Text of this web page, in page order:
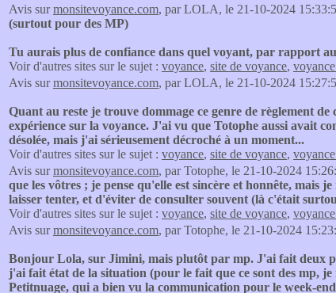
Avis surmonsitevoyance.com, par LOLA, le 21-10-2024
(surtout pour des MP)
Tu aurais plus de confiance dans quel voyant, par rapport
Voir d'autres sites sur le sujet : voyance, site de voyance,
Avis surmonsitevoyance.com, par LOLA, le 21-10-2024
Quant au reste je trouve dommage ce genre de règlement
expérience sur la voyance. J'ai vu que Totophe aussi avait
désolée, mais j'ai sérieusement décroché à un moment...
Voir d'autres sites sur le sujet : voyance, site de voyance,
Avis surmonsitevoyance.com, par Totophe, le 21-10-2024
que les vôtres ; je pense qu'elle est sincère et honnête, mais
laisser tenter, et d'éviter de consulter souvent (là c'était
Voir d'autres sites sur le sujet : voyance, site de voyance,
Avis surmonsitevoyance.com, par Totophe, le 21-10-2024
Bonjour Lola, sur Jimini, mais plutôt par mp. J'ai fait deux
j'ai fait état de la situation (pour le fait que ce sont des mp,
Petitnuage, qui a bien vu la communication pour le week-